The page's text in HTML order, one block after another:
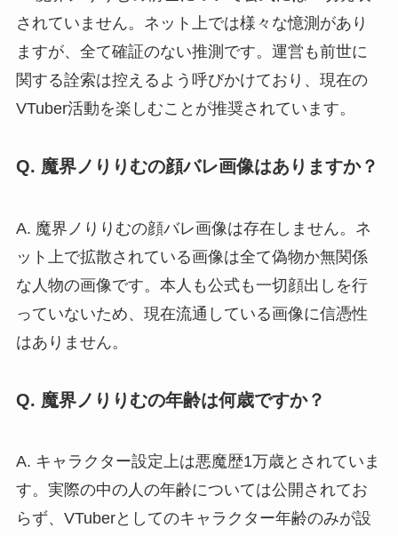
されていません。ネット上では様々な憶測があり
ますが、全て確証のない推測です。運営も前世に
関する詮索は控えるよう呼びかけており、現在の
VTuber活動を楽しむことが推奨されています。
Q. 魔界ノりりむの顔バレ画像はありますか？
A. 魔界ノりりむの顔バレ画像は存在しません。ネ
ット上で拡散されている画像は全て偽物か無関係
な人物の画像です。本人も公式も一切顔出しを行
っていないため、現在流通している画像に信憑性
はありません。
Q. 魔界ノりりむの年齢は何歳ですか？
A. キャラクター設定上は悪魔歴1万歳とされていま
す。実際の中の人の年齢については公開されてお
らず、VTuberとしてのキャラクター年齢のみが設